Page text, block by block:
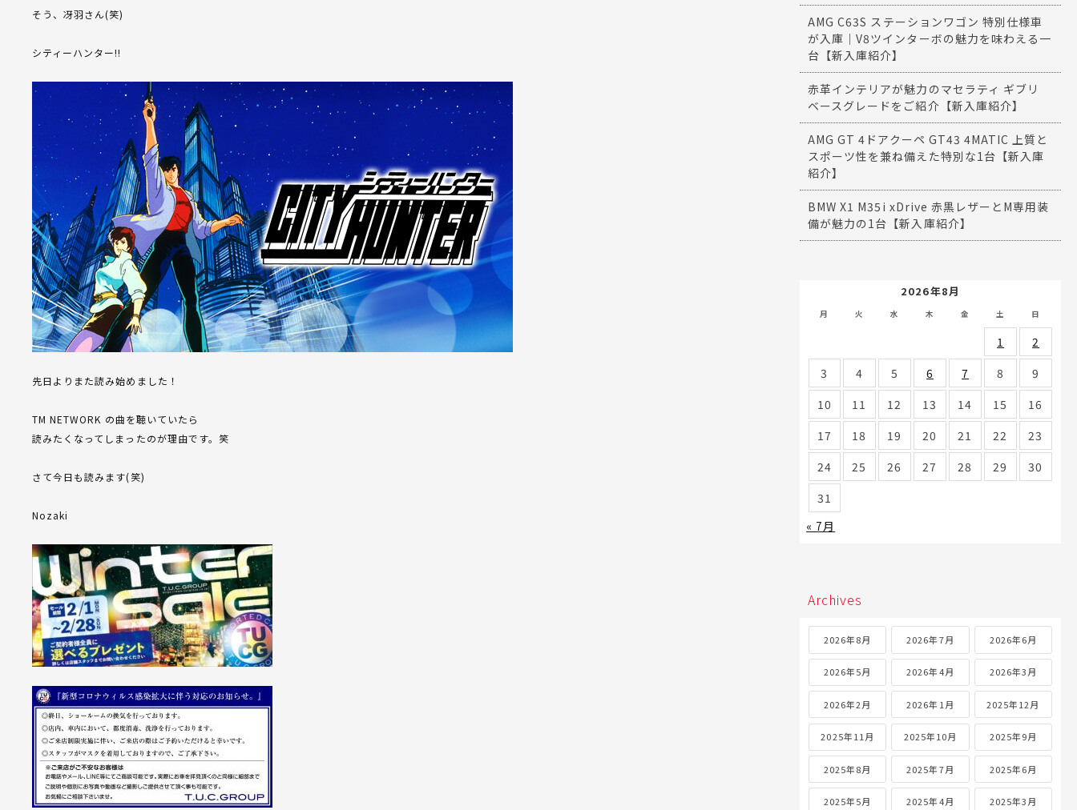
そう、冴羽さん(笑)
シティーハンター!!
先日よりまた読み始めました！
TM NETWORK の曲を聴いていたら
読みたくなってしまったのが理由です。笑
さて今日も読みます(笑)
Nozaki
AMG C63S ステーションワゴン 特別仕様車
が入庫｜V8ツインターボの魅力を味わえる一
台【新入庫紹介】
赤革インテリアが魅力のマセラティ ギブリ
ベースグレードをご紹介【新入庫紹介】
AMG GT 4ドアクーペ GT43 4MATIC 上質と
スポーツ性を兼ね備えた特別な1台【新入庫
紹介】
BMW X1 M35i xDrive 赤黒レザーとM専用装
備が魅力の1台【新入庫紹介】
2026年8月
月 火 水 木 金 土 日
1
2
3
4 5 6 7 8
9
10
11 12 13 14 15
16
17
18 19 20 21 22
23
24
25 26 27 28 29
30
31
« 7月
Archives
2026年8月 2026年7月 2026年6月
2026年5月 2026年4月 2026年3月
2026年2月 2026年1月 2025年12月
2025年11月 2025年10月 2025年9月
2025年8月 2025年7月 2025年6月
2025年5月 2025年4月 2025年3月